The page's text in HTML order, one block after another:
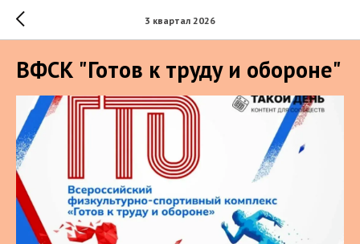
3 квартал 2026
ВФСК "Готов к труду и обороне"